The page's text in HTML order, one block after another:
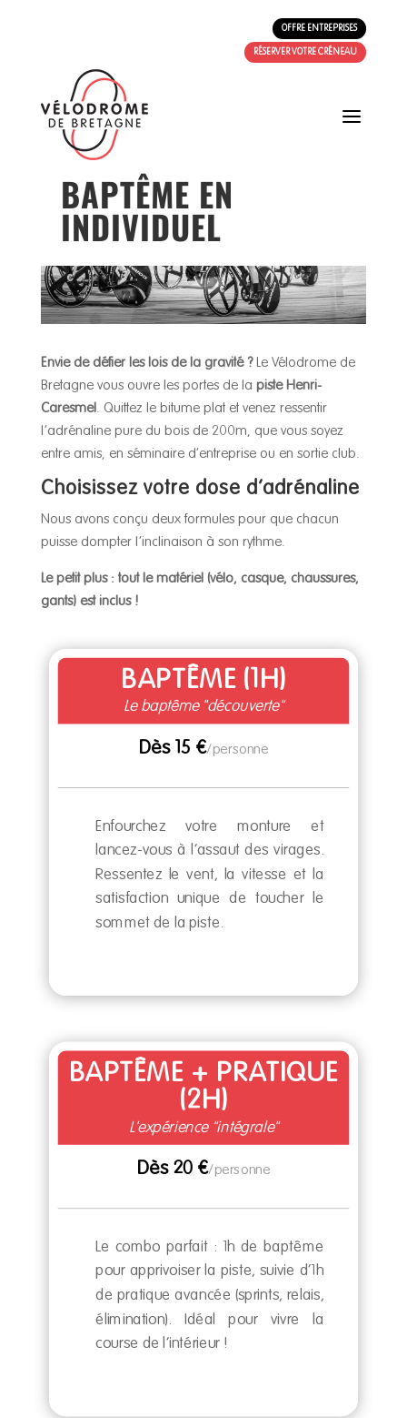
OFFRE ENTREPRISES
RÉSERVER VOTRE CRÉNEAU
a
BAPTÊME EN
INDIVIDUEL
Envie de défier les lois de la gravité ?Le Vélodrome de
Bretagne vous ouvre les portes de la piste Henri-
Caresmel. Quittez le bitume plat et venez ressentir
l’adrénaline pure du bois de 200m, que vous soyez
entre amis, en séminaire d’entreprise ou en sortie club.
Choisissez votre dose d’adrénaline
Nous avons conçu deux formules pour que chacun
puisse dompter l’inclinaison à son rythme.
Le petit plus : tout le matériel (vélo, casque, chaussures,
gants) est inclus !
BAPTÊME (1H)
Le baptême "découverte"
Dès 15 €/personne
Enfourchez votre monture et
lancez-vous à l’assaut des virages.
Ressentez le vent, la vitesse et la
satisfaction unique de toucher le
sommet de la piste.
BAPTÊME + PRATIQUE
(2H)
L'expérience "intégrale"
Dès 20 €/personne
Le combo parfait : 1h de baptême
pour apprivoiser la piste, suivie d’1h
de pratique avancée (sprints, relais,
élimination). Idéal pour vivre la
course de l’intérieur !